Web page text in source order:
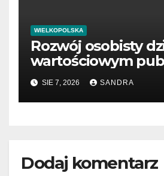
WIELKOPOLSKA
Rozwój osobisty
wartościowym
SIE 7, 2026 SANDRA
Dodaj komentarz